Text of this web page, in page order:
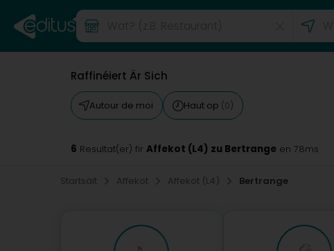
Raffinéiert Är Sich
Autour de moi Haut op (0)
6 Resultat(er) fir Affekot (L4) zu Bertrange en 78ms
Startsäit Affekot Affekot (L4) Bertrange